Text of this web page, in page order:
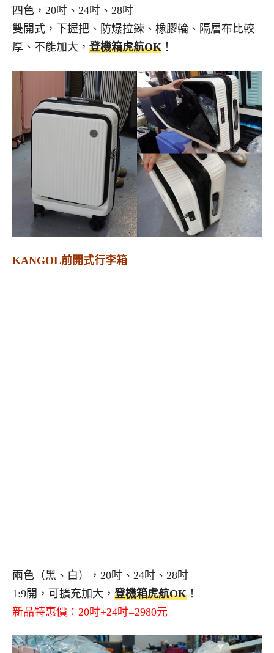
四色，20吋、24吋、28吋
雙開式，下握把、防爆拉鍊、橡膠輪、隔層布比較
厚、不能加大， 登機箱虎航OK ！
KANGOL前開式行李箱
兩色（黑、白），20吋、24吋、28吋
1:9開，可擴充加大， 登機箱虎航OK ！
新品特惠價：20吋+24吋=2980元